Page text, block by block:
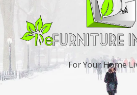
For Your Home